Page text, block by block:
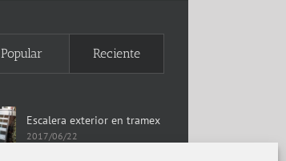
Popular Reciente
Escalera exterior en tramex
2017/06/22